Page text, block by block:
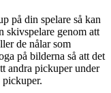
på din spelare så kan
skivspelare genom att
de nålar som
på bilderna så att det
andra pickuper under
pickuper.